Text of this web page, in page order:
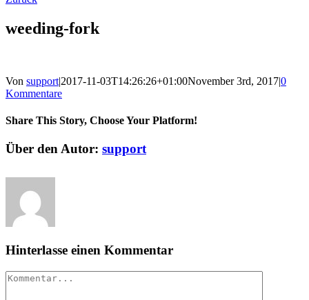
weeding-fork
Von support|2017-11-03T14:26:26+01:00November 3rd, 2017|0
Kommentare
Share This Story, Choose Your Platform!
Facebook
Twitter
Reddit
LinkedIn
WhatsApp
Telegram
Tumblr
Pinterest
Vk
Xing
E-
Über den Autor: support
Hinterlasse einen Kommentar
Kommentar